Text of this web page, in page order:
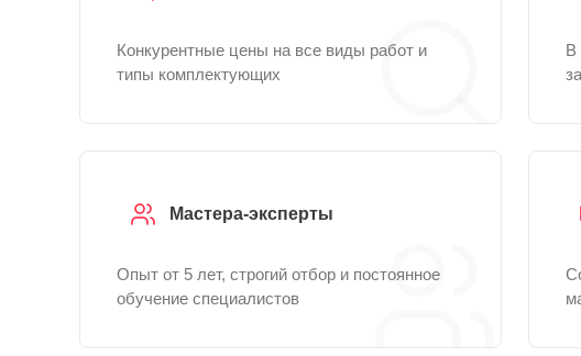
Конкурентные цены на все виды работ и
типы комплектующих
В
Мастера-эксперты
Опыт от 5 лет, строгий отбор и постоянное
обучение специалистов